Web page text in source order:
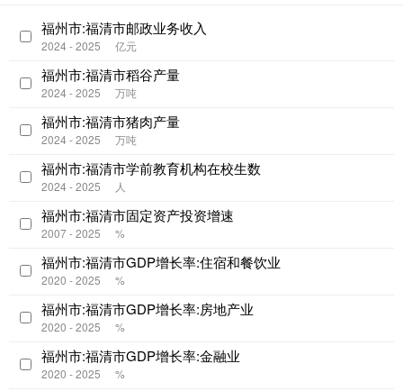
福州市:福清市邮政业务收入
2024 - 2025 亿元
福州市:福清市稻谷产量
2024 - 2025 万吨
福州市:福清市猪肉产量
2024 - 2025 万吨
福州市:福清市学前教育机构在校生数
2024 - 2025 人
福州市:福清市固定资产投资增速
2007 - 2025 %
福州市:福清市GDP增长率:住宿和餐饮业
2020 - 2025 %
福州市:福清市GDP增长率:房地产业
2020 - 2025 %
福州市:福清市GDP增长率:金融业
2020 - 2025 %